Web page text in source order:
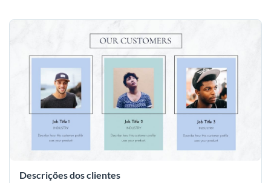
Descrições dos clientes